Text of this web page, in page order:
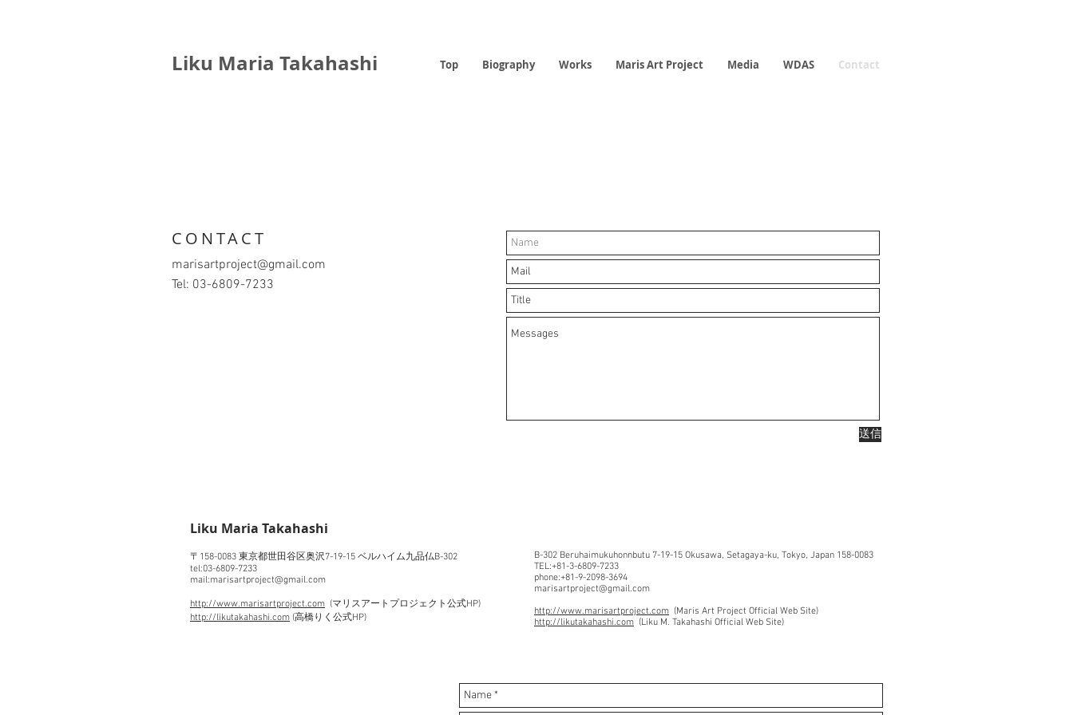
Liku Maria Takahashi Top Biography Works Maris Art Project Media WDAS Contact
CONTACT
marisartproject@gmail.com
Tel: 03-6809-7233
送信
​Liku Maria Takahashi
〒158-0083 東京都世田谷区奥沢7-19-15 ベルハイム九品仏B-302
tel:03-6809-7233
mail:marisartproject@gmail.com
http://www.marisartproject.com (マリスアートプロジェクト公式HP)
http://likutakahashi.com (高橋りく公式HP)
B-302 Beruhaimukuhonnbutu 7-19-15 Okusawa, Setagaya-ku, Tokyo, Japan 158-0083
TEL:+81-3-6809-7233
phone:+81-9-2098-3694
marisartproject@gmail.com
http://www.marisartproject.com (Maris Art Project Official Web Site)
http://likutakahashi.com (Liku M. Takahashi Official Web Site)